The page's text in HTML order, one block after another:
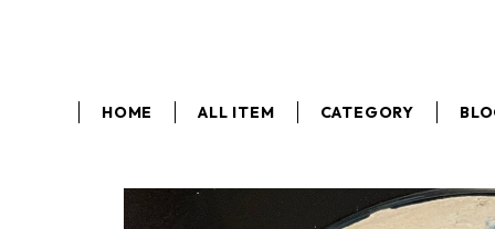
HOME ALL ITEM CATEGORY